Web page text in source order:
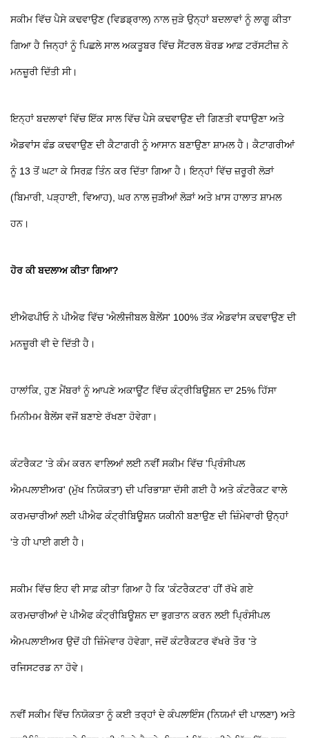
ਸਕੀਮ ਵਿੱਚ ਪੈਸੇ ਕਢਵਾਉਣ (ਵਿਡਡ੍ਰਾਲ) ਨਾਲ ਜੁੜੇ ਉਨ੍ਹਾਂ ਬਦਲਾਵਾਂ ਨੂੰ ਲਾਗੂ ਕੀਤਾ
ਗਿਆ ਹੈ ਜਿਨ੍ਹਾਂ ਨੂੰ ਪਿਛਲੇ ਸਾਲ ਅਕਤੂਬਰ ਵਿੱਚ ਸੈਂਟਰਲ ਬੋਰਡ ਆਫ਼ ਟਰੱਸਟੀਜ਼ ਨੇ
ਮਨਜ਼ੂਰੀ ਦਿੱਤੀ ਸੀ।
ਇਨ੍ਹਾਂ ਬਦਲਾਵਾਂ ਵਿੱਚ ਇੱਕ ਸਾਲ ਵਿੱਚ ਪੈਸੇ ਕਢਵਾਉਣ ਦੀ ਗਿਣਤੀ ਵਧਾਉਣਾ ਅਤੇ
ਐਡਵਾਂਸ ਫੰਡ ਕਢਵਾਉਣ ਦੀ ਕੈਟਾਗਰੀ ਨੂੰ ਆਸਾਨ ਬਣਾਉਣਾ ਸ਼ਾਮਲ ਹੈ। ਕੈਟਾਗਰੀਆਂ
ਨੂੰ 13 ਤੋਂ ਘਟਾ ਕੇ ਸਿਰਫ਼ ਤਿੰਨ ਕਰ ਦਿੱਤਾ ਗਿਆ ਹੈ। ਇਨ੍ਹਾਂ ਵਿੱਚ ਜ਼ਰੂਰੀ ਲੋੜਾਂ
(ਬਿਮਾਰੀ, ਪੜ੍ਹਾਈ, ਵਿਆਹ), ਘਰ ਨਾਲ ਜੁੜੀਆਂ ਲੋੜਾਂ ਅਤੇ ਖ਼ਾਸ ਹਾਲਾਤ ਸ਼ਾਮਲ
ਹਨ।
ਹੋਰ ਕੀ ਬਦਲਾਅ ਕੀਤਾ ਗਿਆ?
ਈਐਫਪੀਓ ਨੇ ਪੀਐਫ ਵਿੱਚ 'ਐਲੀਜੀਬਲ ਬੈਲੇਂਸ' 100% ਤੱਕ ਐਡਵਾਂਸ ਕਢਵਾਉਣ ਦੀ
ਮਨਜ਼ੂਰੀ ਵੀ ਦੇ ਦਿੱਤੀ ਹੈ।
ਹਾਲਾਂਕਿ, ਹੁਣ ਮੈਂਬਰਾਂ ਨੂੰ ਆਪਣੇ ਅਕਾਊਂਟ ਵਿੱਚ ਕੰਟ੍ਰੀਬਿਊਸ਼ਨ ਦਾ 25% ਹਿੱਸਾ
ਮਿਨੀਮਮ ਬੈਲੇਂਸ ਵਜੋਂ ਬਣਾਏ ਰੱਖਣਾ ਹੋਵੇਗਾ।
ਕੰਟਰੈਕਟ 'ਤੇ ਕੰਮ ਕਰਨ ਵਾਲਿਆਂ ਲਈ ਨਵੀਂ ਸਕੀਮ ਵਿੱਚ 'ਪ੍ਰਿੰਸੀਪਲ
ਐਮਪਲਾਈਅਰ' (ਮੁੱਖ ਨਿਯੋਕਤਾ) ਦੀ ਪਰਿਭਾਸ਼ਾ ਦੱਸੀ ਗਈ ਹੈ ਅਤੇ ਕੰਟਰੈਕਟ ਵਾਲੇ
ਕਰਮਚਾਰੀਆਂ ਲਈ ਪੀਐਫ ਕੰਟ੍ਰੀਬਿਊਸ਼ਨ ਯਕੀਨੀ ਬਣਾਉਣ ਦੀ ਜ਼ਿੰਮੇਵਾਰੀ ਉਨ੍ਹਾਂ
'ਤੇ ਹੀ ਪਾਈ ਗਈ ਹੈ।
ਸਕੀਮ ਵਿੱਚ ਇਹ ਵੀ ਸਾਫ਼ ਕੀਤਾ ਗਿਆ ਹੈ ਕਿ 'ਕੰਟਰੈਕਟਰ' ਹੀਂ ਰੱਖੇ ਗਏ
ਕਰਮਚਾਰੀਆਂ ਦੇ ਪੀਐਫ ਕੰਟ੍ਰੀਬਿਊਸ਼ਨ ਦਾ ਭੁਗਤਾਨ ਕਰਨ ਲਈ ਪ੍ਰਿੰਸੀਪਲ
ਐਮਪਲਾਈਅਰ ਉਦੋਂ ਹੀ ਜ਼ਿੰਮੇਵਾਰ ਹੋਵੇਗਾ, ਜਦੋਂ ਕੰਟਰੈਕਟਰ ਵੱਖਰੇ ਤੌਰ 'ਤੇ
ਰਜਿਸਟਰਡ ਨਾ ਹੋਵੇ।
ਨਵੀਂ ਸਕੀਮ ਵਿੱਚ ਨਿਯੋਕਤਾ ਨੂੰ ਕਈ ਤਰ੍ਹਾਂ ਦੇ ਕੰਪਲਾਇੰਸ (ਨਿਯਮਾਂ ਦੀ ਪਾਲਣਾ) ਅਤੇ